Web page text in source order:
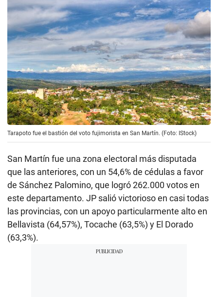
Tarapoto fue el bastión del voto fujimorista en San Martín. (Foto: IStock)
San Martín fue una zona electoral más disputada
que las anteriores, con un 54,6% de cédulas a favor
de Sánchez Palomino, que logró 262.000 votos en
este departamento. JP salió victorioso en casi todas
las provincias, con un apoyo particularmente alto en
Bellavista (64,57%), Tocache (63,5%) y El Dorado
(63,3%).